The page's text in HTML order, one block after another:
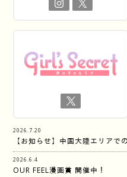
2026.7.20
【お知らせ】中国大陸エリアで
2026.6.4
OUR FEEL漫画賞 開催中！